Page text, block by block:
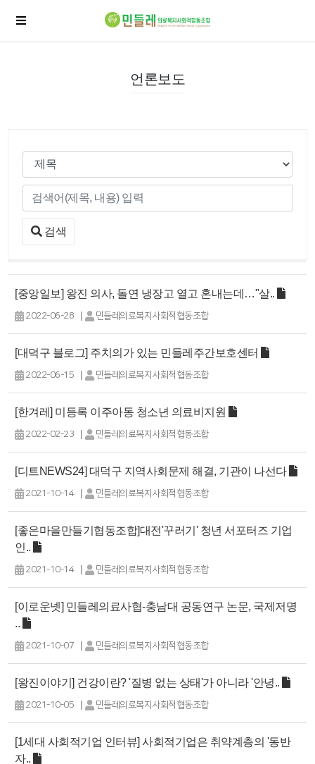
언론보도
검색
[중앙일보] 왕진 의사, 돌연 냉장고 열고 혼내는데…"살..
2022-06-28 | 민들레의료복지사회적협동조합
[대덕구 블로그] 주치의가 있는 민들레주간보호센터
2022-06-15 | 민들레의료복지사회적협동조합
[한겨레] 미등록 이주아동 청소년 의료비지원
2022-02-23 | 민들레의료복지사회적협동조합
[디트NEWS24] 대덕구 지역사회문제 해결, 기관이 나선다
2021-10-14 | 민들레의료복지사회적협동조합
[좋은마을만들기협동조합]대전'꾸러기' 청년 서포터즈 기업
인..
2021-10-14 | 민들레의료복지사회적협동조합
[이로운넷] 민들레의료사협-충남대 공동연구 논문, 국제저명
..
2021-10-07 | 민들레의료복지사회적협동조합
[왕진이야기] 건강이란? '질병 없는 상태'가 아니라 '안녕..
2021-10-05 | 민들레의료복지사회적협동조합
[1세대 사회적기업 인터뷰] 사회적기업은 취약계층의 '동반
자..